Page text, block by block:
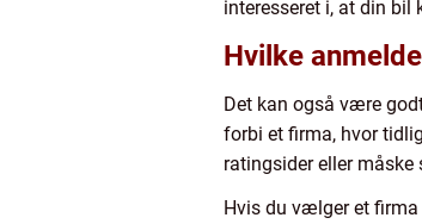
interesseret i, at din
Hvilke
Det kan også være
forbi et firma, hvor
ratingsider eller
Hvis du vælger et